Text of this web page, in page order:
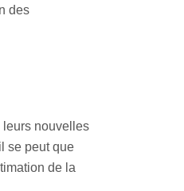
des
leurs nouvelles
se peut que
de la